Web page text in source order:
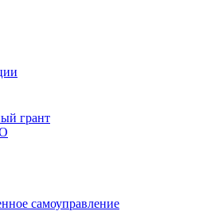
грант
самоуправление